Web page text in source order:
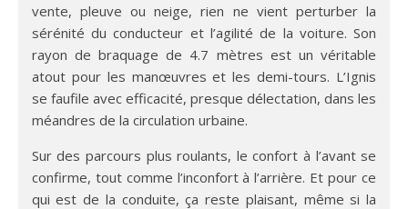
vente, pleuve ou neige, rien ne vient perturber la
sérénité du conducteur et l’agilité de la voiture. Son
rayon de braquage de 4.7 mètres est un véritable
atout pour les manœuvres et les demi-tours. L’Ignis
se faufile avec efficacité, presque délectation, dans les
méandres de la circulation urbaine.
Sur des parcours plus roulants, le confort à l’avant se
confirme, tout comme l’inconfort à l’arrière. Et pour ce
qui est de la conduite, ça reste plaisant, même si la